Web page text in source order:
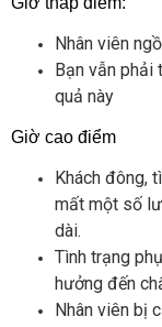
Nhân viên
Bạn vẫn phải
quả này
Giờ cao điểm
Khách đông,
mất một số
dài.
Tình trạng
hưởng đến
Nhân viên bị